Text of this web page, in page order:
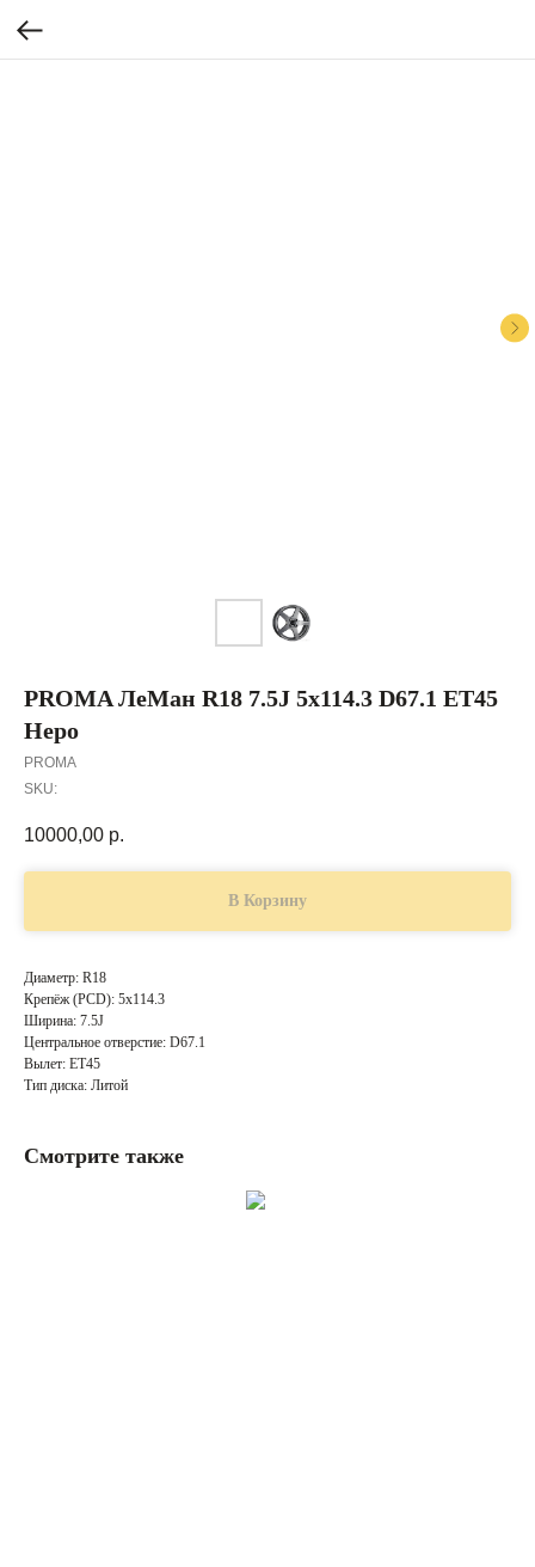
PROMA ЛеМан R18 7.5J 5x114.3 D67.1 ET45
Неро
PROMA
SKU:
10000,00 р.
В Корзину
Диаметр: R18
Крепёж (PCD): 5x114.3
Ширина: 7.5J
Центральное отверстие: D67.1
Вылет: ET45
Тип диска: Литой
Смотрите также